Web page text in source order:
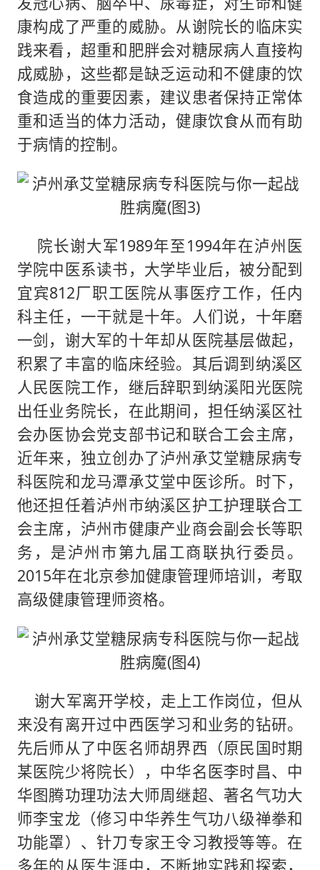
康构成了严重的威胁。从谢院长的临床实
践来看，超重和肥胖会对糖尿病人直接构
成威胁，这些都是缺乏运动和不健康的饮
食造成的重要因素，建议患者保持正常体
重和适当的体力活动，健康饮食从而有助
于病情的控制。
院长谢大军1989年至1994年在泸州医
学院中医系读书，大学毕业后，被分配到
宜宾812厂职工医院从事医疗工作，任内
科主任，一干就是十年。人们说，十年磨
一剑，谢大军的十年却从医院基层做起，
积累了丰富的临床经验。其后调到纳溪区
人民医院工作，继后辞职到纳溪阳光医院
出任业务院长，在此期间，担任纳溪区社
会办医协会党支部书记和联合工会主席，
近年来，独立创办了泸州承艾堂糖尿病专
科医院和龙马潭承艾堂中医诊所。时下，
他还担任着泸州市纳溪区护工护理联合工
会主席，泸州市健康产业商会副会长等职
务，是泸州市第九届工商联执行委员。
2015年在北京参加健康管理师培训，考取
高级健康管理师资格。
谢大军离开学校，走上工作岗位，但从
来没有离开过中西医学习和业务的钻研。
先后师从了中医名师胡界西（原民国时期
某医院少将院长），中华名医李时昌、中
华图腾功理功法大师周继超、著名气功大
师李宝龙（修习中华养生气功八级禅拳和
功能罩）、针刀专家王令习教授等等。在
多年的从医生涯中，不断地实践和探索，